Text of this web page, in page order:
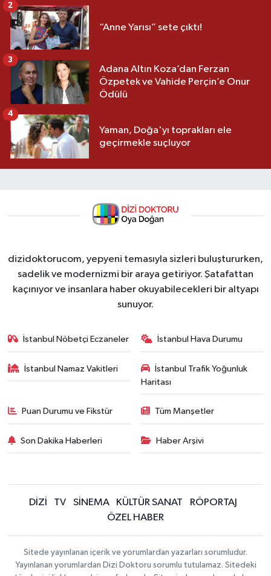
“Anne Yarısı” sete çıktı!
2
Adana Altın Koza’dan Ferzan
Özpetek ve Vahide Perçin’e Onur
Ödülü
3
Yaman, Doğa'yı toprakları ele
geçirmekle suçluyor
4
dizidoktorucom, yepyeni temasıyla sizleri buluştururken,
sadelik ve modernizmi bir araya getiriyor. Şatafattan
kaçınıyor ve insanlara haber okuyabilecekleri bir altyapı
sunuyor.
İstanbul Nöbetçi Eczaneler İstanbul Hava Durumu
İstanbul Namaz Vakitleri
İstanbul Trafik Yoğunluk
Haritası
Puan Durumu ve Fikstür Tüm Manşetler
Son Dakika Haberleri Haber Arşivi
DİZİ TV SİNEMA KÜLTÜR SANAT
RÖPORTAJ
ÖZEL HABER
Sitede yayınlanan içerik ve yorumlardan yazarları sorumludur.
Yayınlanan yorumlardan Dizi Doktoru sorumlu tutulamaz. Sitedeki